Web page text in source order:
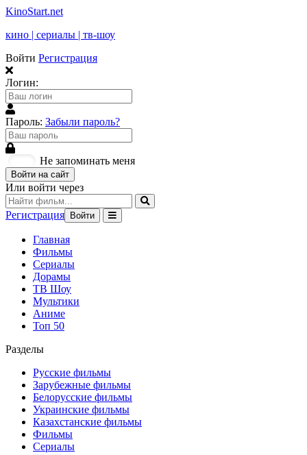
KinoStart.net
кино | сериалы | тв-шоу
Войти Регистрация
Логин:
Пароль: Забыли пароль?
Не запоминать меня
Войти на сайт
Или войти через
Регистрация Войти
Главная
Фильмы
Сериалы
Дорамы
ТВ Шоу
Мультики
Аниме
Топ 50
Разделы
Русские фильмы
Зарубежные фильмы
Белорусские фильмы
Украинские фильмы
Казахстанские фильмы
Фильмы
Сериалы